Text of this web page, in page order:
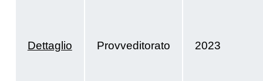
Dettaglio Provveditorato 2023